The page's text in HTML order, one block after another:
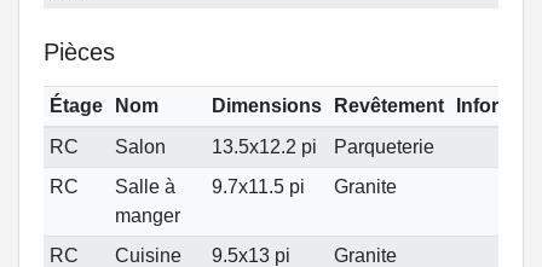
Pièces
Étage Nom Dimensions Revêtement
RC
Salon 13.5x12.2 pi
Parqueterie
RC
Salle à
manger
9.7x11.5 pi Granite
RC Cuisine 9.5x13 pi
Granite